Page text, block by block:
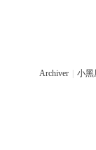
Archiver 小黑